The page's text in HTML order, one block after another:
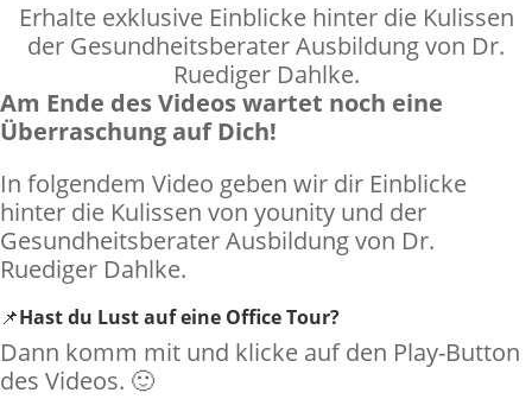
Erhalte exklusive Einblicke hinter die Kulissen
der Gesundheitsberater Ausbildung von Dr.
Ruediger Dahlke.
Am Ende des Videos wartet noch eine
Überraschung auf Dich!
In folgendem Video geben wir dir Einblicke
hinter die Kulissen von younity und der
Gesundheitsberater Ausbildung von Dr.
Ruediger Dahlke.
📌Hast du Lust auf eine Office Tour?
Dann komm mit und klicke auf den Play-Button
des Videos. 🙂